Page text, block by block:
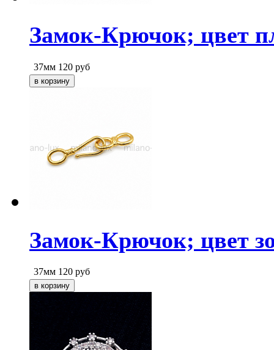
Замок-Крючок; цвет
37мм 120 руб
Замок-Крючок; цвет
37мм 120 руб